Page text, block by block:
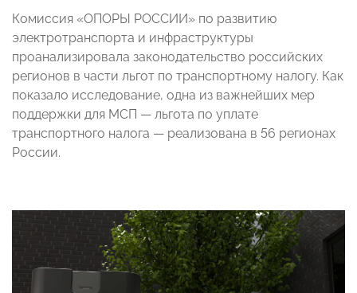
Комиссия «ОПОРЫ РОССИИ» по развитию
электротранспорта и инфраструктуры
проанализировала законодательство российских
регионов в части льгот по транспортному налогу. Как
показало исследование, одна из важнейших мер
поддержки для МСП — льгота по уплате
транспортного налога — реализована в 56 регионах
России.